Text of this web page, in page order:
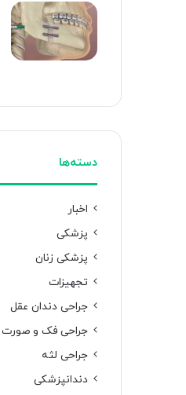
دسته‌ها
اخبار
پزشکی
پزشکی زنان
تجهیزات
جراحی دندان عقل
جراحی فک و صورت
جراحی لثه
دندانپزشکی